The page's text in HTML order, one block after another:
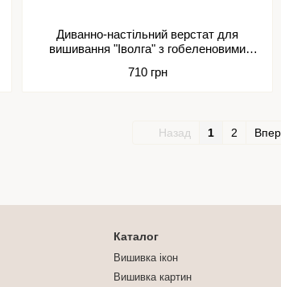
Диванно-настільний верстат для
вишивання "Іволга" з гобеленовими
710 грн
Назад 1 2
Каталог
Вишивка ікон
Вишивка картин